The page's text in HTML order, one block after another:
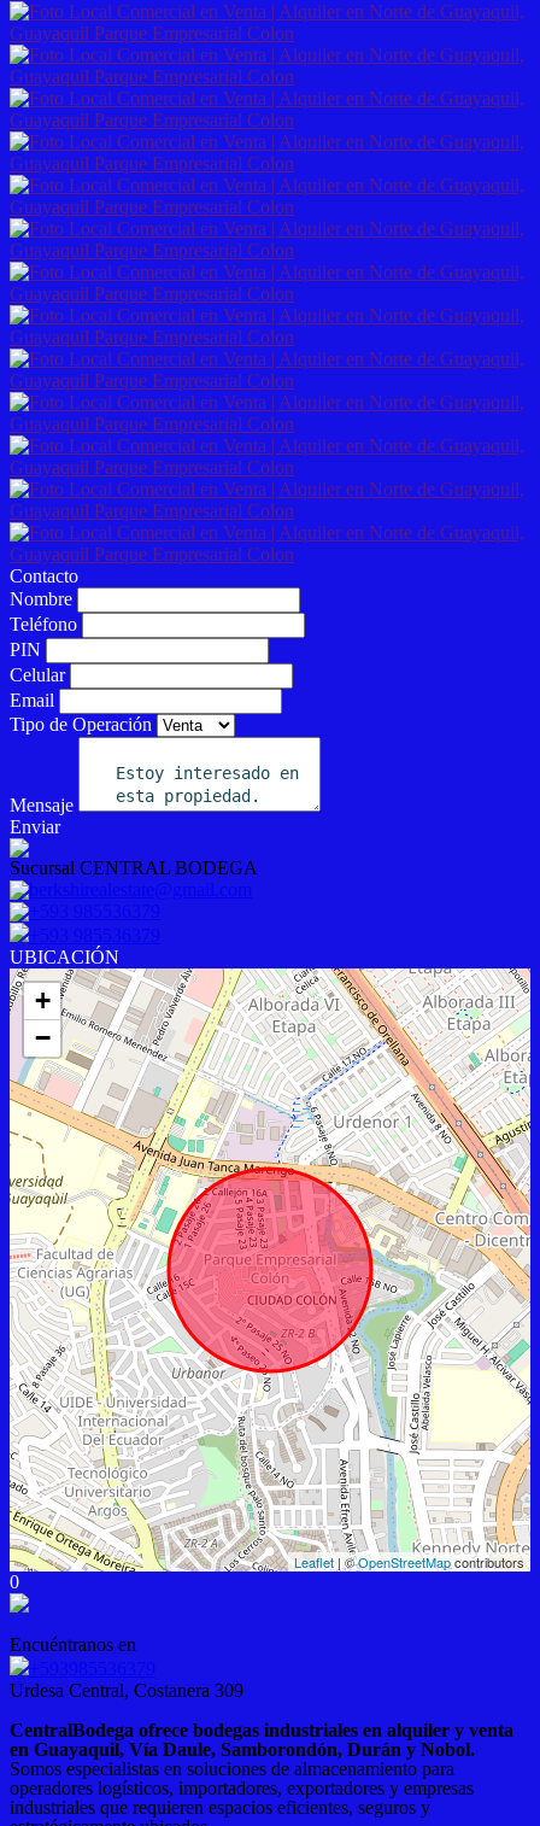
Contacto
Nombre
Teléfono
PIN
Celular
Email
Tipo de Operación
Mensaje
Enviar
Sucursal CENTRAL BODEGA
UBICACIÓN
+
−
Leaflet | ©OpenStreetMapcontributors
0
Encuéntranos en
Urdesa Central, Costanera 309
CentralBodega ofrece bodegas industriales en alquiler y venta
en Guayaquil, Vía Daule, Samborondón, Durán y Nobol.
Somos especialistas en soluciones de almacenamiento para
operadores logísticos, importadores, exportadores y empresas
industriales que requieren espacios eficientes, seguros y